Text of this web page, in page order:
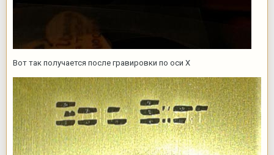
Вот так получается после гравировки по оси Х